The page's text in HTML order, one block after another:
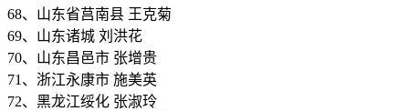
68、山东省莒南县 王克菊
69、山东诸城 刘洪花
70、山东昌邑市 张增贵
71、浙江永康市 施美英
72、黑龙江绥化 张淑玲